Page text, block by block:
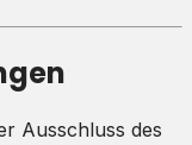
Ausschluss des